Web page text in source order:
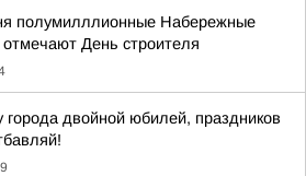
полумилллионные Набережные
День строителя
города двойной юбилей, праздников